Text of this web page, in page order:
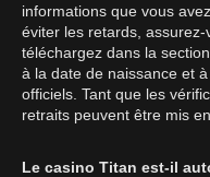
informations que vous
éviter les retards,
téléchargez dans la
à la date de naissance et
officiels. Tant que les
retraits peuvent être mis
Le casino Titan est-il